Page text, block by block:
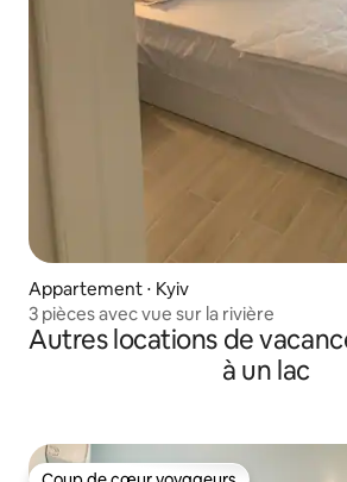
Appartement ⋅ Kyiv
3 pièces avec vue sur la rivière
Autres locations de
à un lac